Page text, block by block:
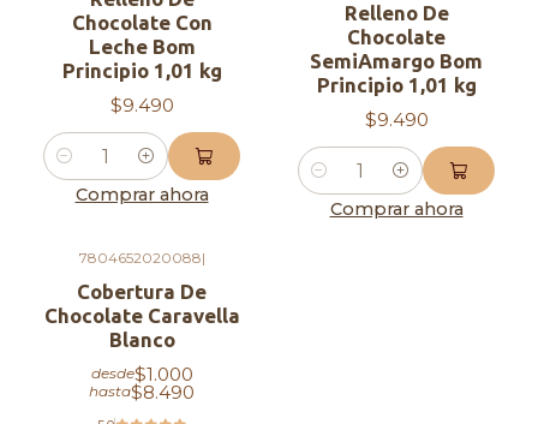
Chocolate Con
Leche Bom
Principio 1,01 kg
$9.490
Cantidad
Comprar ahora
Relleno De
Chocolate
SemiAmargo Bom
Principio 1,01 kg
$9.490
Cantidad
Comprar ahora
7804652020088|
Cobertura De
Chocolate Caravella
Blanco
desde$1.000
hasta$8.490